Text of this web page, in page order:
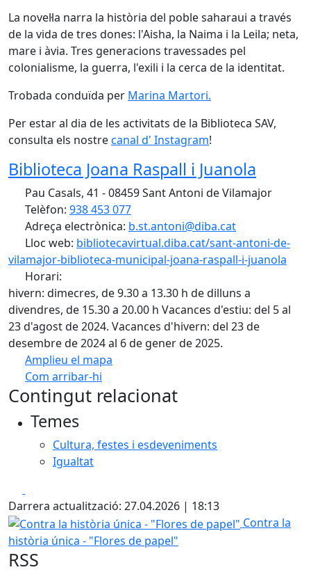
La novel·la narra la història del poble saharaui a través
de la vida de tres dones: l'Aisha, la Naima i la Leila; neta,
mare i àvia. Tres generacions travessades pel
colonialisme, la guerra, l'exili i la cerca de la identitat.
Trobada conduïda per Marina Martori.
Per estar al dia de les activitats de la Biblioteca SAV,
consulta els nostrecanal d' Instagram!
Biblioteca Joana Raspall i Juanola
Pau Casals, 41 - 08459 Sant Antoni de Vilamajor
Telèfon: 938 453 077
Adreça electrònica: b.st.antoni@diba.cat
Lloc web: bibliotecavirtual.diba.cat/sant-antoni-de-
vilamajor-biblioteca-municipal-joana-raspall-i-juanola
Horari:
hivern: dimecres, de 9.30 a 13.30 h de dilluns a
divendres, de 15.30 a 20.00 h Vacances d'estiu: del 5 al
23 d'agost de 2024. Vacances d'hivern: del 23 de
desembre de 2024 al 6 de gener de 2025.
Amplieu el mapa
Com arribar-hi
+
Contingut relacionat
Temes
Cultura, festes i esdeveniments
Igualtat
Darrera actualització: 27.04.2026 | 18:13
Contra la història única - "Flores de papel"
Contra la
història única - "Flores de papel"
RSS